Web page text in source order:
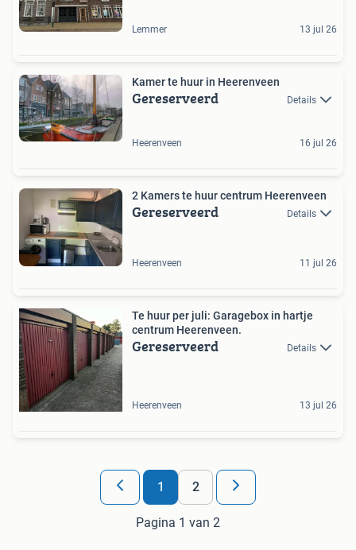
Lemmer 13 jul 26
Kamer te huur in Heerenveen
Gereserveerd Details
Heerenveen 16 jul 26
2 Kamers te huur centrum Heerenveen
Gereserveerd Details
Heerenveen 11 jul 26
Te huur per juli: Garagebox in hartje
centrum Heerenveen.
Gereserveerd Details
Heerenveen 13 jul 26
1 2
Pagina 1 van 2